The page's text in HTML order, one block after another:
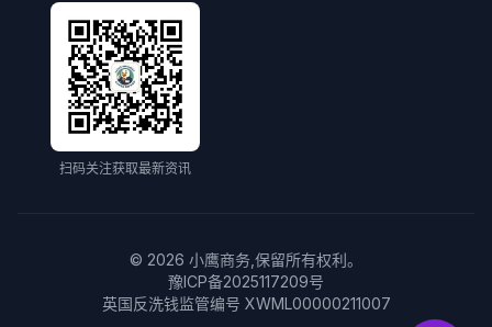
扫码关注获取最新资讯
© 2026 小鹰商务,保留所有权利。
豫ICP备2025117209号
英国反洗钱监管编号 XWML00000211007